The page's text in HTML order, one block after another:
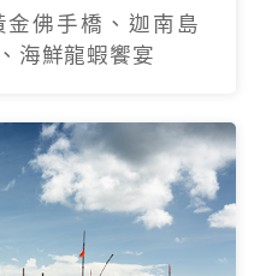
飛中越雙城奢